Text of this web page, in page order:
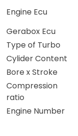
Engine Ecu
Gerabox Ecu
Type of Turbo
Cylider Content
Bore x Stroke
Compression
ratio
Engine Number